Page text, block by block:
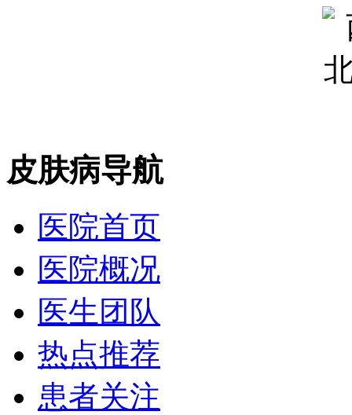
皮肤病导航
医院首页
医院概况
医生团队
热点推荐
患者关注